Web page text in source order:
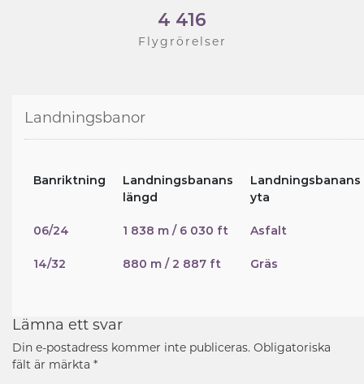
4 416
Flygrörelser
Landningsbanor
Banriktning
Landningsbanans
längd
Landningsbanans
yta
06/24 1 838 m / 6 030 ft Asfalt
14/32 880 m / 2 887 ft Gräs
Lämna ett svar
Din e-postadress kommer inte publiceras. Obligatoriska
fält är märkta *